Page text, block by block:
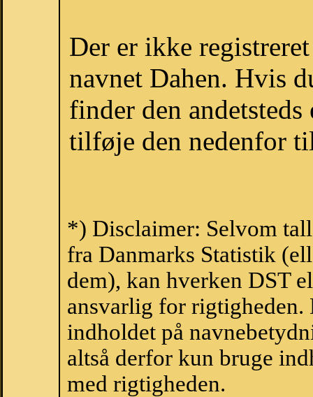
Der er ikke
navnet Dahen. Hvis
finder den
tilføje den nedenfor
*) Disclaimer: Selvom
fra Danmarks Statistik
dem), kan hverken DST
ansvarlig for
indholdet på
altså derfor kun bruge
med rigtigheden.